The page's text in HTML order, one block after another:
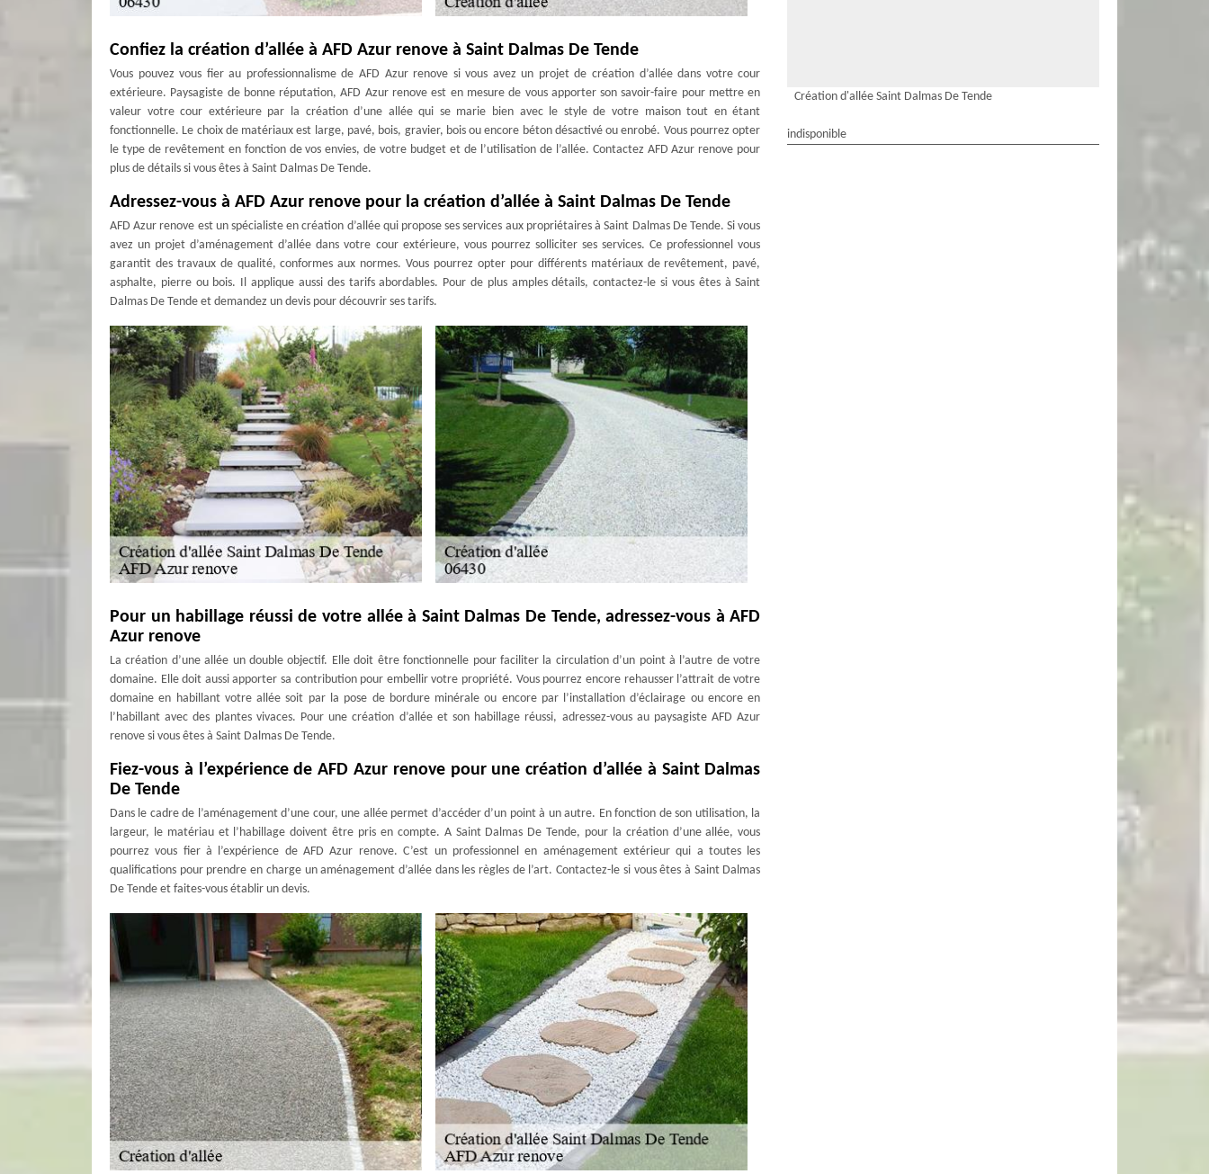
Confiez la création d’allée à AFD Azur renove à Saint Dalmas De Tende
Vous pouvez vous fier au professionnalisme de AFD Azur renove si vous avez un projet de création d’allée dans votre cour
extérieure. Paysagiste de bonne réputation, AFD Azur renove est en mesure de vous apporter son savoir-faire pour mettre en
valeur votre cour extérieure par la création d’une allée qui se marie bien avec le style de votre maison tout en étant
fonctionnelle. Le choix de matériaux est large, pavé, bois, gravier, bois ou encore béton désactivé ou enrobé. Vous pourrez opter
le type de revêtement en fonction de vos envies, de votre budget et de l’utilisation de l’allée. Contactez AFD Azur renove pour
plus de détails si vous êtes à Saint Dalmas De Tende.
Adressez-vous à AFD Azur renove pour la création d’allée à Saint Dalmas De Tende
AFD Azur renove est un spécialiste en création d’allée qui propose ses services aux propriétaires à Saint Dalmas De Tende. Si vous
avez un projet d’aménagement d’allée dans votre cour extérieure, vous pourrez solliciter ses services. Ce professionnel vous
garantit des travaux de qualité, conformes aux normes. Vous pourrez opter pour différents matériaux de revêtement, pavé,
asphalte, pierre ou bois. Il applique aussi des tarifs abordables. Pour de plus amples détails, contactez-le si vous êtes à Saint
Dalmas De Tende et demandez un devis pour découvrir ses tarifs.
Pour un habillage réussi de votre allée à Saint Dalmas De Tende, adressez-vous à AFD
Azur renove
La création d’une allée un double objectif. Elle doit être fonctionnelle pour faciliter la circulation d’un point à l’autre de votre
domaine. Elle doit aussi apporter sa contribution pour embellir votre propriété. Vous pourrez encore rehausser l’attrait de votre
domaine en habillant votre allée soit par la pose de bordure minérale ou encore par l’installation d’éclairage ou encore en
l’habillant avec des plantes vivaces. Pour une création d’allée et son habillage réussi, adressez-vous au paysagiste AFD Azur
renove si vous êtes à Saint Dalmas De Tende.
Fiez-vous à l’expérience de AFD Azur renove pour une création d’allée à Saint Dalmas
De Tende
Dans le cadre de l’aménagement d’une cour, une allée permet d’accéder d’un point à un autre. En fonction de son utilisation, la
largeur, le matériau et l’habillage doivent être pris en compte. A Saint Dalmas De Tende, pour la création d’une allée, vous
pourrez vous fier à l’expérience de AFD Azur renove. C’est un professionnel en aménagement extérieur qui a toutes les
qualifications pour prendre en charge un aménagement d’allée dans les règles de l’art. Contactez-le si vous êtes à Saint Dalmas
De Tende et faites-vous établir un devis.
Création d'allée Saint Dalmas De Tende
indisponible